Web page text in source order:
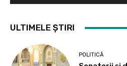
ULTIMELE ȘTIRI
POLITICĂ